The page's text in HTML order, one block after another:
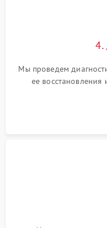
4.
Мы проведем
ее